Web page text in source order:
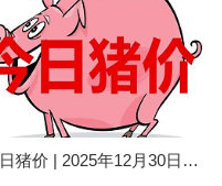
今日猪价 | 2025年12月30日全国猪价行情一览表！